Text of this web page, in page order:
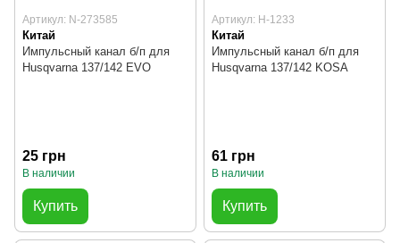
Артикул: N-273585
Китай
Импульсный канал б/п для
Husqvarna 137/142 EVO
25 грн
В наличии
Купить
Артикул: H-1233
Китай
Импульсный канал б/п для
Husqvarna 137/142 KOSA
61 грн
В наличии
Купить